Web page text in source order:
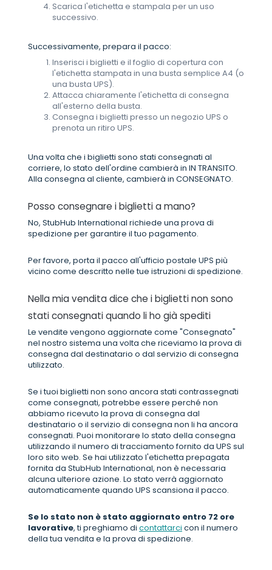
Scarica l'etichetta e stampala per un uso
successivo.
Successivamente, prepara il pacco:
Inserisci i biglietti e il foglio di copertura con
l'etichetta stampata in una busta semplice A4 (o
una busta UPS).
Attacca chiaramente l'etichetta di consegna
all'esterno della busta.
Consegna i biglietti presso un negozio UPS o
prenota un ritiro UPS.
Una volta che i biglietti sono stati consegnati al
corriere, lo stato dell'ordine cambierà in IN TRANSITO.
Alla consegna al cliente, cambierà in CONSEGNATO.
Posso consegnare i biglietti a mano?
No, StubHub International richiede una prova di
spedizione per garantire il tuo pagamento.
Per favore, porta il pacco all'ufficio postale UPS più
vicino come descritto nelle tue istruzioni di spedizione.
Nella mia vendita dice che i biglietti non sono
stati consegnati quando li ho già spediti
Le vendite vengono aggiornate come "Consegnato"
nel nostro sistema una volta che riceviamo la prova di
consegna dal destinatario o dal servizio di consegna
utilizzato.
Se i tuoi biglietti non sono ancora stati contrassegnati
come consegnati, potrebbe essere perché non
abbiamo ricevuto la prova di consegna dal
destinatario o il servizio di consegna non li ha ancora
consegnati. Puoi monitorare lo stato della consegna
utilizzando il numero di tracciamento fornito da UPS sul
loro sito web. Se hai utilizzato l'etichetta prepagata
fornita da StubHub International, non è necessaria
alcuna ulteriore azione. Lo stato verrà aggiornato
automaticamente quando UPS scansiona il pacco.
Se lo stato non è stato aggiornato entro 72 ore
lavorative, ti preghiamo di contattarci con il numero
della tua vendita e la prova di spedizione.